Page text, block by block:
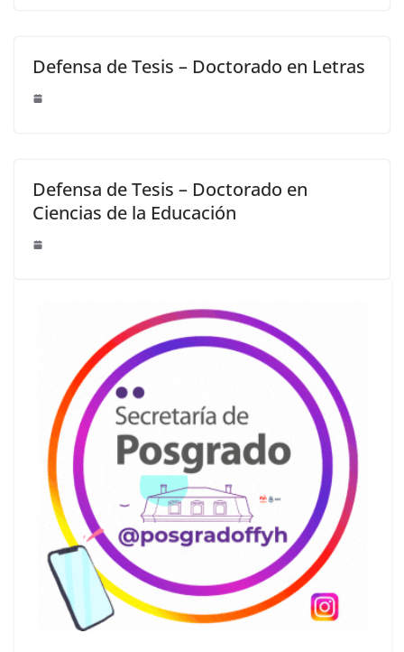
Defensa de Tesis – Doctorado en Letras
Defensa de Tesis – Doctorado en
Ciencias de la Educación